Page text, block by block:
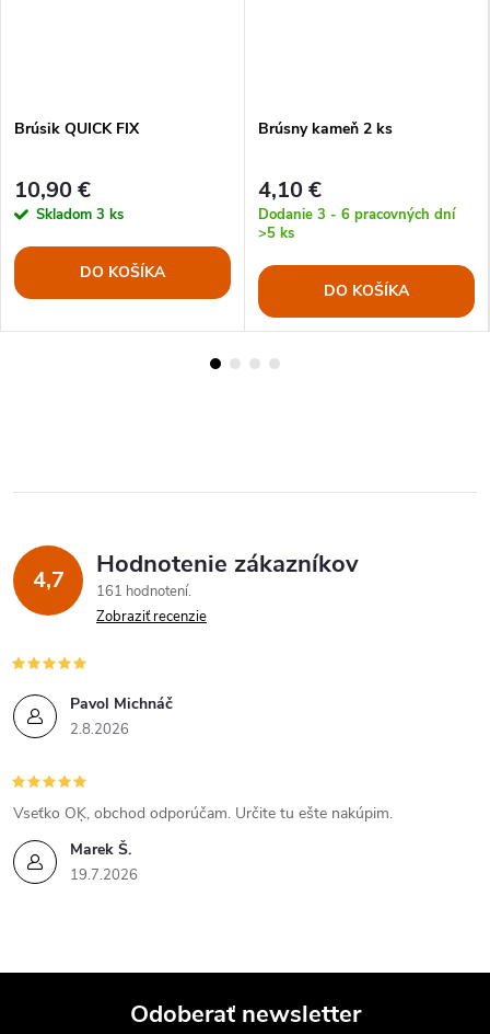
Brúsik QUICK FIX
10,90 €
Skladom 3 ks
DO KOŠÍKA
Brúsny kameň 2 ks
4,10 €
Dodanie 3 - 6 pracovných dní
>5 ks
DO KOŠÍKA
4,7 Hodnotenie zákazníkov
161 hodnotení
Zobraziť recenzie
Pavol Michnáč
2.8.2026
Marek Š.
19.7.2026
Vseťko OĶ, obchod odporúčam. Určite tu ešte nakúpim.
Odoberať newsletter